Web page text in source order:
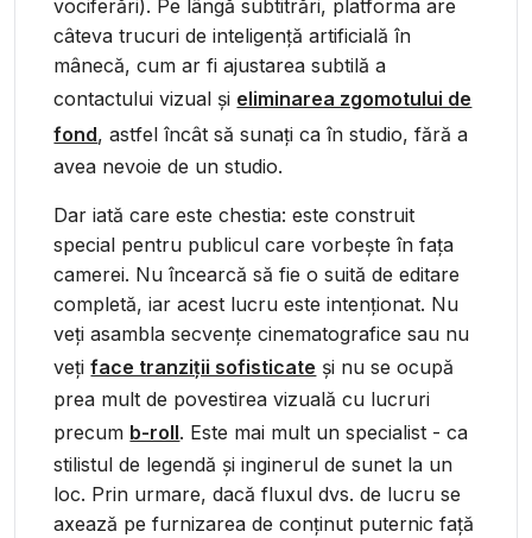
vociferări). Pe lângă subtitrări, platforma are
câteva trucuri de inteligență artificială în
mânecă, cum ar fi ajustarea subtilă a
contactului vizual și eliminarea zgomotului de
fond, astfel încât să sunați ca în studio, fără a
avea nevoie de un studio.
Dar iată care este chestia: este construit
special pentru publicul care vorbește în fața
camerei. Nu încearcă să fie o suită de editare
completă, iar acest lucru este intenționat. Nu
veți asambla secvențe cinematografice sau nu
vețiface tranziții sofisticate și nu se ocupă
prea mult de povestirea vizuală cu lucruri
precum b-roll. Este mai mult un specialist - ca
stilistul de legendă și inginerul de sunet la un
loc. Prin urmare, dacă fluxul dvs. de lucru se
axează pe furnizarea de conținut puternic față